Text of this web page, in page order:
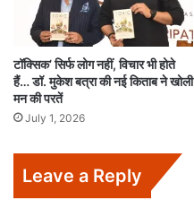
टॉक्सिक’ सिर्फ लोग नहीं, विचार भी होते
हैं… डॉ. मुकेश बत्रा की नई किताब ने खोली
मन की परतें
July 1, 2026
Leave a Reply